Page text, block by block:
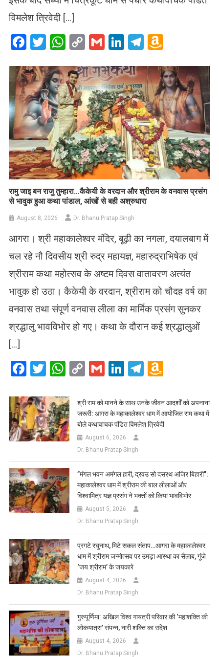
विमलेश त्रिवेदी […]
Facebook
Twitter
WhatsApp
CopyGmailLinkedIn
Telegram
List
रामु जाइ बन राजु तुम्हारा…कैकेयी के वरदान और श्रीराम के वनवास प्रसंग
से भावुक हुआ कथा पांडाल, आंखों से बही अश्रुधारा
August 8, 2026 Dr. Bhanu Pratap Singh
आगरा। श्री महाकालेश्वर मंदिर, बूढ़ी का नगला, दयालबाग में
चल रहे नौ दिवसीय श्री रुद्र महायज्ञ, महारुद्राभिषेक एवं
श्रीराम कथा महोत्सव के अष्टम दिवस वातावरण अत्यंत
भावुक हो उठा। कैकेयी के वरदान, श्रीराम को चौदह वर्ष का
वनवास तथा संपूर्ण वनवास लीला का मार्मिक प्रसंग सुनकर
श्रद्धालु भावविभोर हो गए। कथा के दौरान कई श्रद्धालुओं
[…]
Facebook
Twitter
WhatsApp
CopyGmailLinkedIn
Telegram
List
​श्री राम को मानने के साथ उनके जीवन आदर्शों को अपनाना
जरूरी: आगरा के महाकालेश्वर धाम में आयोजित राम कथा में
बोले कथावाचक पंडित विमलेश त्रिवेदी
August 6, 2026
Dr. Bhanu Pratap Singh
​”मंगल भवन अमंगल हारी, द्रवउ सो दसरथ अजिर बिहारी”:
महाकालेश्वर धाम में श्रीराम की बाल लीलाओं और
विश्वामित्र यज्ञ प्रसंग ने भक्तों को किया भावविभोर
August 5, 2026
Dr. Bhanu Pratap Singh
प्रगटे रघुनाथ, मिटे सकल संताप…आगरा के महाकालेश्वर
धाम में श्रीराम जन्मोत्सव पर उमड़ा आस्था का सैलाब, गूंजे
‘जय श्रीराम’ के जयकारे
August 4, 2026
Dr. Bhanu Pratap Singh
गुरुपूर्णिमा: अखिल विश्व गायत्री परिवार की ‘महाशक्ति की
लोकयात्रा’ संपन्न, नारी शक्ति का संदेश
August 4, 2026
Dr. Bhanu Pratap Singh